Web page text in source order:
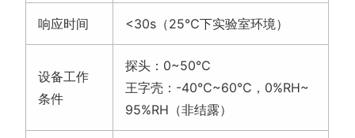
响应时间 <30s（25℃下实验室环境）
设备工作
条件
探头：0~50℃
王字壳：-40℃~60℃，0%RH~
95%RH（非结露）